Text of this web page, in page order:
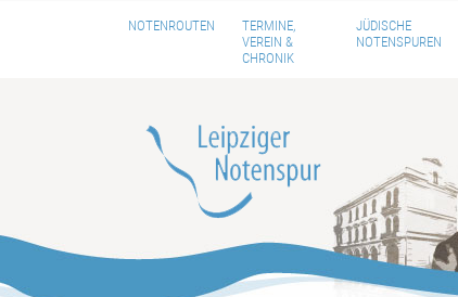
NOTENROUTEN
TERMINE,
VEREIN &
CHRONIK
JÜDISCHE
NOTENSPUREN